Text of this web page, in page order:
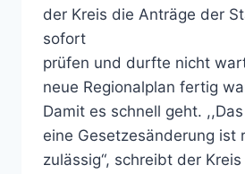
der Kreis die Anträge der
sofort
prüfen und durfte nicht
neue Regionalplan fertig
Damit es schnell geht.
eine Gesetzesänderung ist
zulässig“, schreibt der